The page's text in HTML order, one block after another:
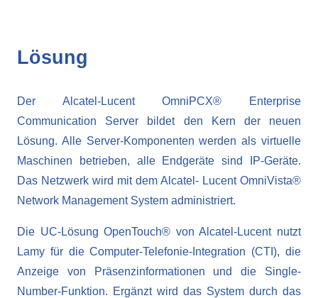
Lösung
Der Alcatel-Lucent OmniPCX® Enterprise
Communication Server bildet den Kern der neuen
Lösung. Alle Server-Komponenten werden als virtuelle
Maschinen betrieben, alle Endgeräte sind IP-Geräte.
Das Netzwerk wird mit dem Alcatel- Lucent OmniVista®
Network Management System administriert.
Die UC-Lösung OpenTouch® von Alcatel-Lucent nutzt
Lamy für die Computer-Telefonie-Integration (CTI), die
Anzeige von Präsenzinformationen und die Single-
Number-Funktion. Ergänzt wird das System durch das